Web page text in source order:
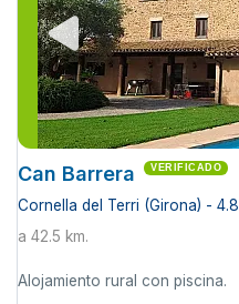
Can Barrera VERIFICADO
Cornella del Terri (Girona) - 4.8
a 42.5 km.
Alojamiento rural con piscina.